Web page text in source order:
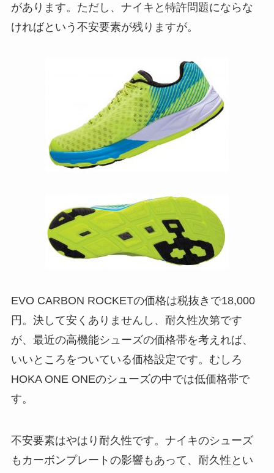
があります。ただし、ナイキと特許問題にならな
ければという不安要素が残りますが。
EVO CARBON ROCKETの価格は税抜きで18,000
円。決して安くありませんし、耐久性次第です
が、最近の高機能シューズの価格帯を考えれば、
いいところをついている価格設定です。むしろ
HOKA ONE ONEのシューズの中では低価格帯で
す。
不安要素はやはり耐久性です。ナイキのシューズ
もカーボンプレートの影響もあって、耐久性とい